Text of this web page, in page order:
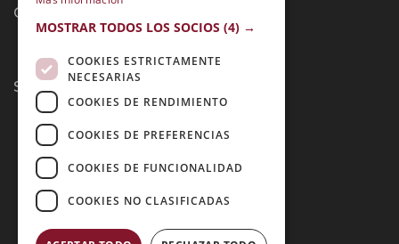
Contacto:
Síguenos:
MOSTRAR TODOS LOS SOCIOS (4) →
COOKIES ESTRICTAMENTE
NECESARIAS
COOKIES DE RENDIMIENTO
COOKIES DE PREFERENCIAS
COOKIES DE FUNCIONALIDAD
COOKIES NO CLASIFICADAS